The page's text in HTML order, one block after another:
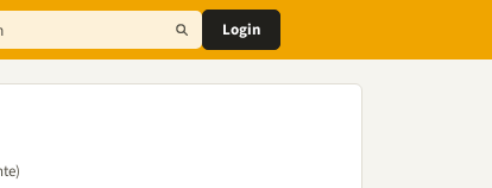
Login